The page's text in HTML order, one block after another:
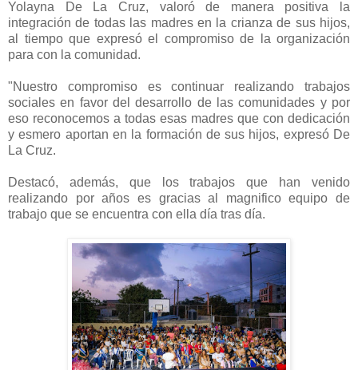
Yolayna De La Cruz, valoró de manera positiva la
integración de todas las madres en la crianza de sus hijos,
al tiempo que expresó el compromiso de la organización
para con la comunidad.
"Nuestro compromiso es continuar realizando trabajos
sociales en favor del desarrollo de las comunidades y por
eso reconocemos a todas esas madres que con dedicación
y esmero aportan en la formación de sus hijos, expresó De
La Cruz.
Destacó, además, que los trabajos que han venido
realizando por años es gracias al magnifico equipo de
trabajo que se encuentra con ella día tras día.